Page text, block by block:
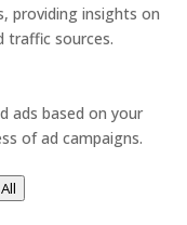
providing insights on
traffic sources.
ads based on your
of ad campaigns.